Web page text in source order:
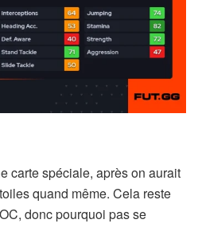
carte spéciale, après on aurait
quand même. Cela reste
donc pourquoi pas se